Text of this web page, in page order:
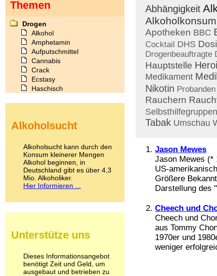
Abhängigkeit
Alkoholkonsum
Apotheken BBC
Cocktail DHS
Drogenbeauftragte
Hauptstelle
Medikament
Nikotin Probanden
Rauchern
Selbsthilfegruppen
Tabak Umschau
Jason Mewes
Jason Mewes (*
US-
Größere
Darstellung des
Cheech und
Cheech und
aus Tommy
1970er und
weniger
Themen
Drogen
Alkohol
Amphetamin
Aufputschmittel
Cannabis
Crack
Ecstasy
Haschisch
Kokain
LSD
Marihuana
Medikamente
Meskalin
Metamphetamin
Methadon
Pilze
Psychopharmaka
Schlafmittel
Schmerzmittel
Alkoholsucht
Alkoholsucht kann durch den
Konsum kleinerer Mengen
Alkohol beginnen, in
Deutschland gibt es über 4,3
Mio. Alkoholiker.
Hier Informieren ...
Unterstütze uns
Dieses Informationsangebot
benötigt Zeit und Geld, um
ausgebaut und betrieben zu